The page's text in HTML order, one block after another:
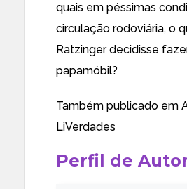
quais em péssimas
circulação rodoviária, o
Ratzinger decidisse
papamóbil?
Também publicado em
LiVerdades
Perfil de